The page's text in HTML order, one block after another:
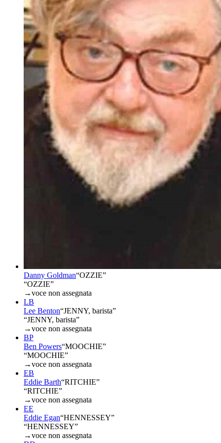
Danny Goldman“OZZIE”
“OZZIE”
→voce non assegnata
LB
Lee Benton“JENNY, barista”
“JENNY, barista”
→voce non assegnata
BP
Ben Powers“MOOCHIE”
“MOOCHIE”
→voce non assegnata
EB
Eddie Barth“RITCHIE”
“RITCHIE”
→voce non assegnata
EE
Eddie Egan“HENNESSEY”
“HENNESSEY”
→voce non assegnata